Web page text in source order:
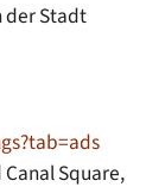
der Stadt
Square,